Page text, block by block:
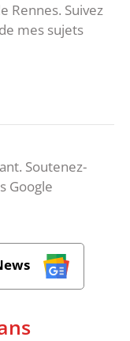
Rennes. Suivez
mes sujets
Soutenez-
Google